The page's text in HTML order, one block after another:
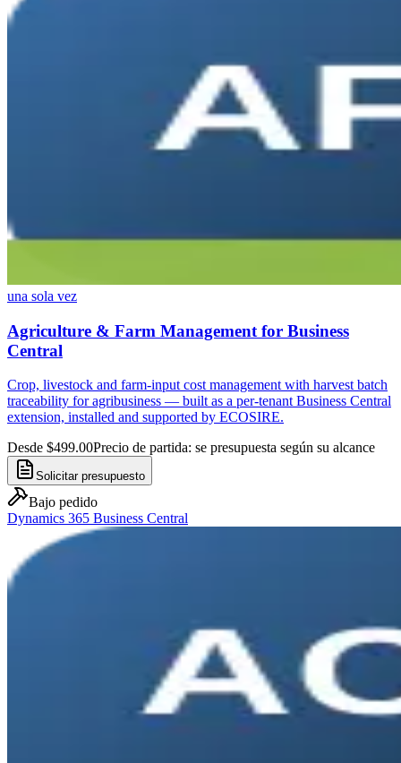
una sola vez
Agriculture & Farm Management for Business
Central
Crop, livestock and farm-input cost management with harvest batch
traceability for agribusiness — built as a per-tenant Business Central
extension, installed and supported by ECOSIRE.
Desde $499.00Precio de partida: se presupuesta según su alcance
Solicitar presupuesto
Bajo pedido
Dynamics 365 Business Central